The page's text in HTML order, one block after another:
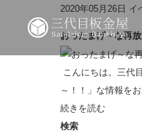
2020年05月26日 イ
おったまげ～な再
こんにちは。三代
～！！」な情報を
続きを読む
検索